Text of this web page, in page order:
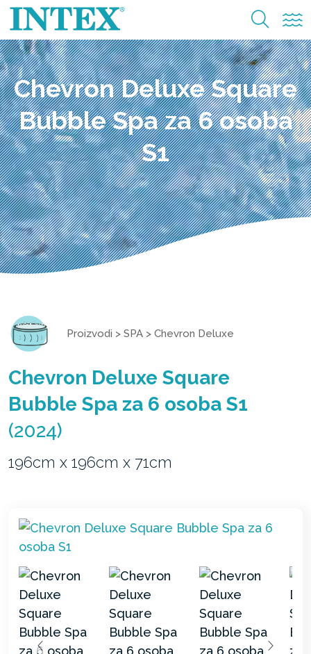
Chevron Deluxe Square
Bubble Spa za 6 osoba
S1
Proizvodi > SPA > Chevron Deluxe
Chevron Deluxe Square
Bubble Spa za 6 osoba S1
(2024)
196cm x 196cm x 71cm